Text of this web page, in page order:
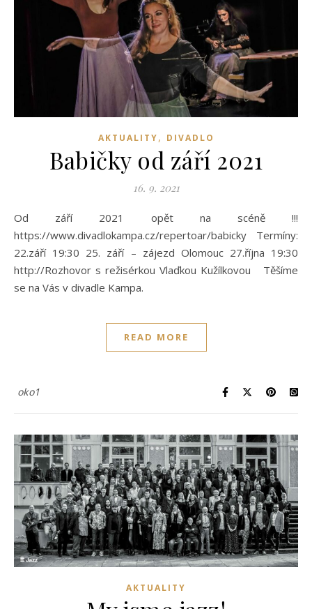
AKTUALITY, DIVADLO
Babičky od září 2021
16. 9. 2021
Od září 2021 opět na scéně !!!
https://www.divadlokampa.cz/repertoar/babicky Termíny:
22.září 19:30 25. září – zájezd Olomouc 27.října 19:30
http://Rozhovor s režisérkou Vlaďkou Kužílkovou Těšíme
se na Vás v divadle Kampa.
READ MORE
oko1
AKTUALITY